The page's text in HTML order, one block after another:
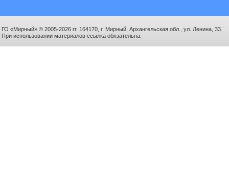
ГО «Мирный» © 2005-2026 гг. 164170, г. Мирный, Архангельская обл., ул. Ленина, 33.
При использовании материалов ссылка обязательна.